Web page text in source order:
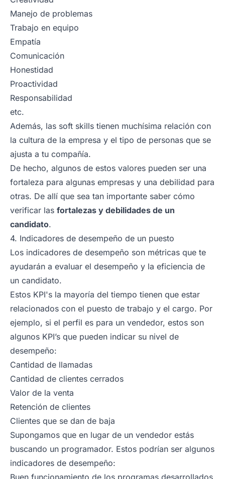
Manejo de problemas
Trabajo en equipo
Empatía
Comunicación
Honestidad
Proactividad
Responsabilidad
etc.
Además, las soft skills tienen muchísima relación con
la cultura de la empresa y el tipo de personas que se
ajusta a tu compañía.
De hecho, algunos de estos valores pueden ser una
fortaleza para algunas empresas y una debilidad para
otras. De allí que sea tan importante saber cómo
verificar las fortalezas y debilidades de un
candidato.
4. Indicadores de desempeño de un puesto
Los indicadores de desempeño son métricas que te
ayudarán a evaluar el desempeño y la eficiencia de
un candidato.
Estos KPI's la mayoría del tiempo tienen que estar
relacionados con el puesto de trabajo y el cargo. Por
ejemplo, si el perfil es para un vendedor, estos son
algunos KPI’s que pueden indicar su nivel de
desempeño:
Cantidad de llamadas
Cantidad de clientes cerrados
Valor de la venta
Retención de clientes
Clientes que se dan de baja
Supongamos que en lugar de un vendedor estás
buscando un programador. Estos podrían ser algunos
indicadores de desempeño: